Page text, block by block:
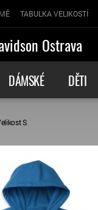
TABULKA VELIKOSTÍ
Ostrava
DÁMSKÉ DĚTI
S